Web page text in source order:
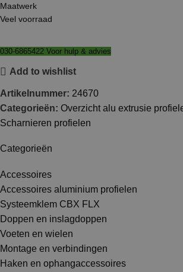
Categorieën
Accessoires
Accessoires aluminium profielen
Systeemklem CBX FLX
Doppen en inslagdoppen
Voeten en wielen
Montage en verbindingen
Haken en ophangaccessoires
Maatwerk
Veel voorraad
030-6865422 Voor hulp & advies
Add to wishlist
Artikelnummer: 24670
Categorieën: Overzicht alu extrusie
Scharnieren profielen